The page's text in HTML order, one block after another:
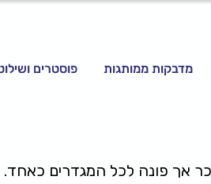
מדבקות ממותגות פוסטרים
אך פונה לכל המגדרים כאחד.